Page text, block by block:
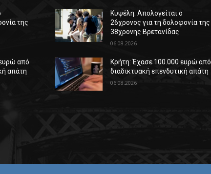
της
από
απάτη
Κυψέλη: Απολογείται ο
26χρονος για τη δολοφονία της
38χρονης Βρετανίδας
06.08.2026
Κρήτη: Έχασε 100.000 ευρώ από
διαδικτυακή επενδυτική απάτη
06.08.2026